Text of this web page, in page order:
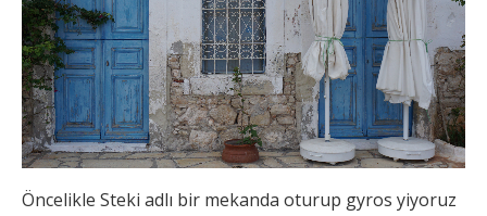
Öncelikle Steki adlı bir mekanda oturup gyros yiyoruz